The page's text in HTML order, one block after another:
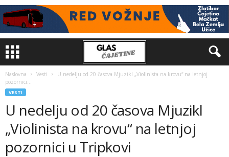
Naslovna Vesti
U nedelju od 20 časova Mjuzikl „Violinista na krovu“ na letnjoj
pozornici...
VESTI
U nedelju od 20 časova Mjuzikl
„Violinista na krovu“ na letnjoj
pozornici u Tripkovi